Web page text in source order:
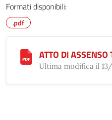
Formati disponibili:
.pdf
ATTO DI ASSENSO
Ultima modifica il